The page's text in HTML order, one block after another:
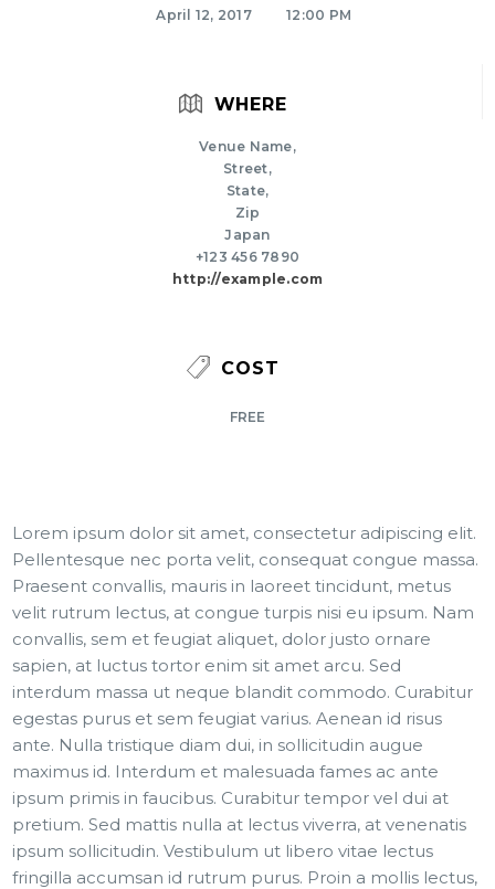
April 12, 2017 12:00 PM
WHERE
Venue Name,
Street,
State,
Zip
Japan
+123 456 7890
http://example.com
COST
FREE
Lorem ipsum dolor sit amet, consectetur adipiscing elit.
Pellentesque nec porta velit, consequat congue massa.
Praesent convallis, mauris in laoreet tincidunt, metus
velit rutrum lectus, at congue turpis nisi eu ipsum. Nam
convallis, sem et feugiat aliquet, dolor justo ornare
sapien, at luctus tortor enim sit amet arcu. Sed
interdum massa ut neque blandit commodo. Curabitur
egestas purus et sem feugiat varius. Aenean id risus
ante. Nulla tristique diam dui, in sollicitudin augue
maximus id. Interdum et malesuada fames ac ante
ipsum primis in faucibus. Curabitur tempor vel dui at
pretium. Sed mattis nulla at lectus viverra, at venenatis
ipsum sollicitudin. Vestibulum ut libero vitae lectus
fringilla accumsan id rutrum purus. Proin a mollis lectus,